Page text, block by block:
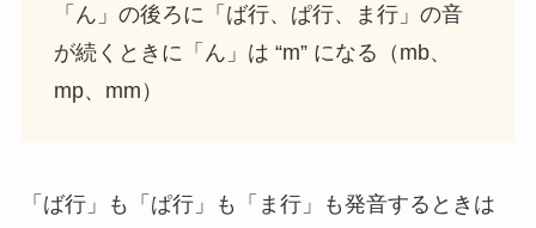
「ん」の後ろに「ば行、ぱ行、ま行」の音
が続くときに「ん」は “m” になる（mb、
mp、mm）
「ば行」も「ぱ行」も「ま行」も発音するときは